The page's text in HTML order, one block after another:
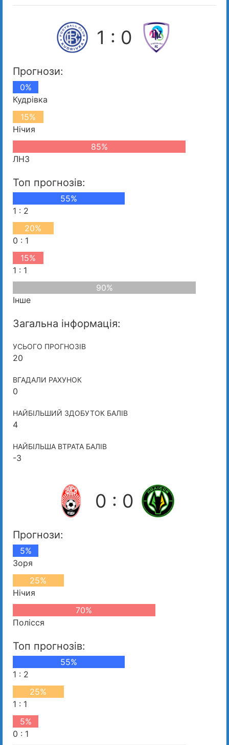
1 : 0
Прогнози:
0%
Кудрівка
15%
Нічия
85%
ЛНЗ
Топ прогнозів:
55%
1 : 2
20%
0 : 1
15%
1 : 1
90%
Інше
Загальна інформація:
УСЬОГО ПРОГНОЗІВ
20
ВГАДАЛИ РАХУНОК
0
НАЙБІЛЬШИЙ ЗДОБУТОК БАЛІВ
4
НАЙБІЛЬША ВТРАТА БАЛІВ
-3
0 : 0
Прогнози:
5%
Зоря
25%
Нічия
70%
Полісся
Топ прогнозів:
55%
1 : 2
25%
1 : 1
5%
0 : 1